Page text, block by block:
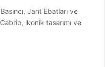
Jant Ebatları ve
ikonik tasarımı ve